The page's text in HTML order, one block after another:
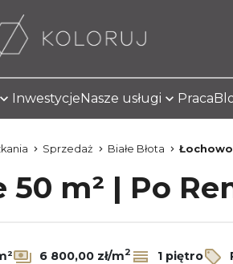
InwestycjeNasze usługi Praca
Sprzedaż Białe Błota Łochowo
50 m² | Po
6 800,00 zł/m2 1 piętro